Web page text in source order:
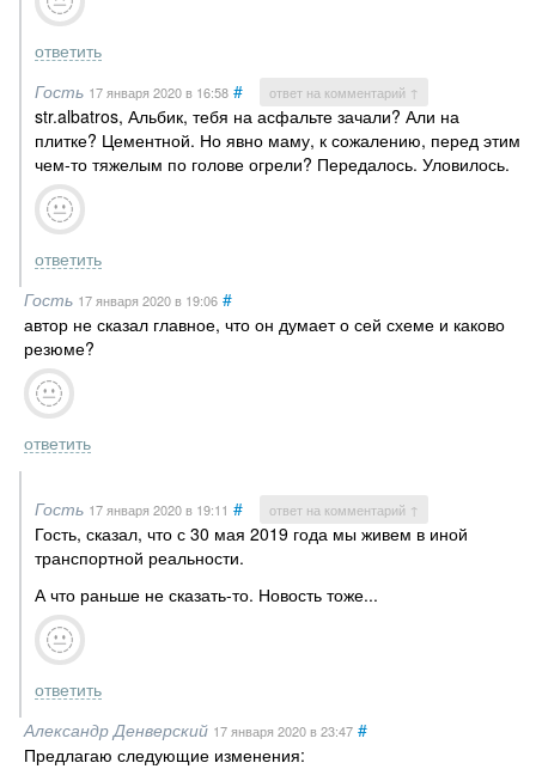
ответить
Гость 17 января 2020в 16:58 # ответ на комментарий ↑
str.albatros, Альбик, тебя на асфальте зачали? Али на
плитке? Цементной. Но явно маму, к сожалению, перед этим
чем-то тяжелым по голове огрели? Передалось. Уловилось.
ответить
Гость 17 января 2020в 19:06 #
автор не сказал главное, что он думает о сей схеме и каково
резюме?
ответить
Гость 17 января 2020в 19:11 # ответ на комментарий ↑
Гость, сказал, что с 30 мая 2019 года мы живем в иной
транспортной реальности.
А что раньше не сказать-то. Новость тоже...
ответить
Александр Денверский 17 января 2020в 23:47 #
Предлагаю следующие изменения: